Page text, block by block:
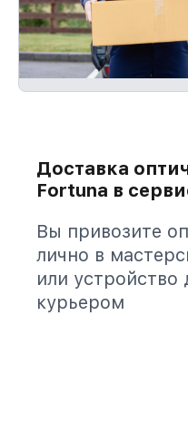
Доставка
Fortuna в
Вы привозите
лично в
или устройство
курьером